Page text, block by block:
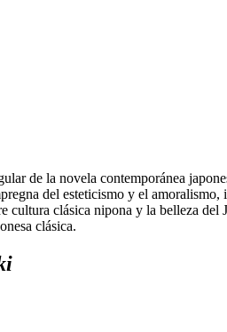
de la novela contemporánea
del esteticismo y el
cultura clásica nipona y la belleza del
clásica.